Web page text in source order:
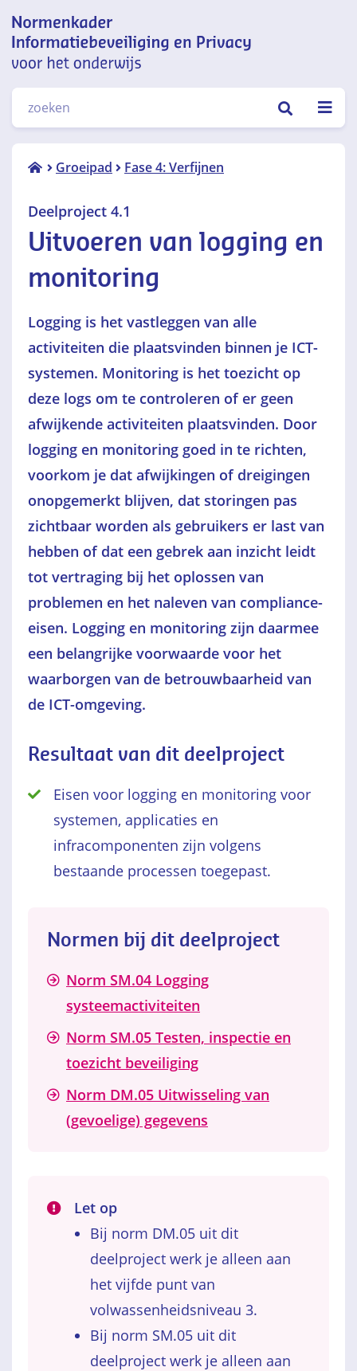
en privacy voor het onderwijs
ZOEKEN
Groeipad Fase 4: Verfijnen
Deelproject
Uitvoeren
van logging
en
monitoring
Deelproject 4.1
Uitvoeren van logging en
monitoring
Logging is het vastleggen van alle
activiteiten die plaatsvinden binnen je ICT-
systemen. Monitoring is het toezicht op
deze logs om te controleren of er geen
afwijkende activiteiten plaatsvinden. Door
logging en monitoring goed in te richten,
voorkom je dat afwijkingen of dreigingen
onopgemerkt blijven, dat storingen pas
zichtbaar worden als gebruikers er last van
hebben of dat een gebrek aan inzicht leidt
tot vertraging bij het oplossen van
problemen en het naleven van compliance-
eisen. Logging en monitoring zijn daarmee
een belangrijke voorwaarde voor het
waarborgen van de betrouwbaarheid van
de ICT-omgeving.
Resultaat van dit deelproject
Eisen voor logging en monitoring voor
systemen, applicaties en
infracomponenten zijn volgens
bestaande processen toegepast.
Normen bij dit deelproject
Norm SM.04 Logging
systeemactiviteiten
Norm SM.05 Testen, inspectie en
toezicht beveiliging
Norm DM.05 Uitwisseling van
(gevoelige) gegevens
Let op
Bij norm DM.05 uit dit
deelproject werk je alleen aan
het vijfde punt van
volwassenheidsniveau 3.
Bij norm SM.05 uit dit
deelproject werk je alleen aan